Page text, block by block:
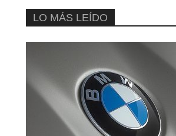
LO MÁS LEÍDO